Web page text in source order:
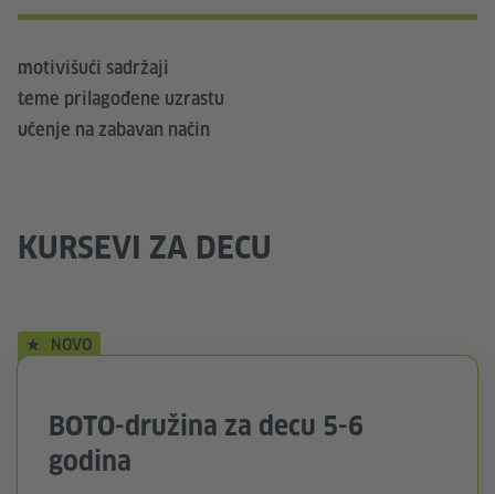
motivišući sadržaji
teme prilagođene uzrastu
učenje na zabavan način
KURSEVI ZA DECU
NOVO
BOTO-družina za decu 5-6
godina